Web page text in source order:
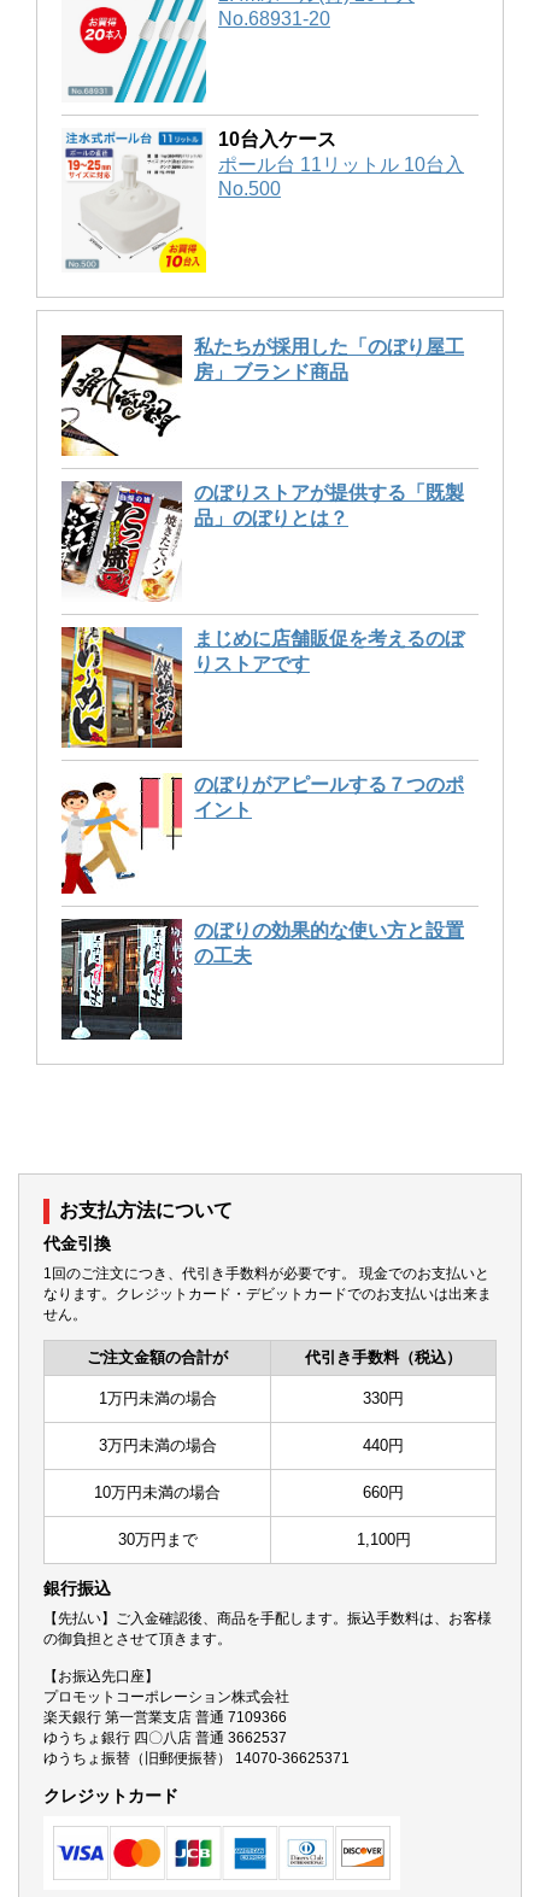
No.68931-20
10台入ケース
ポール台 11リットル 10台入
No.500
私たちが採用した「のぼり屋工
房」ブランド商品
のぼりストアが提供する「既製
品」のぼりとは？
まじめに店舗販促を考えるのぼ
りストアです
のぼりがアピールする７つのポ
イント
のぼりの効果的な使い方と設置
の工夫
お支払方法について
代金引換
1回のご注文につき、代引き手数料が必要です。 現金でのお支払いと
なります。クレジットカード・デビットカードでのお支払いは出来ま
せん。
ご注文金額の合計が 代引き手数料（税込）
1万円未満の場合 330円
3万円未満の場合 440円
10万円未満の場合 660円
30万円まで 1,100円
銀行振込
【先払い】ご入金確認後、商品を手配します。振込手数料は、お客様
の御負担とさせて頂きます。
【お振込先口座】
プロモットコーポレーション株式会社
楽天銀行 第一営業支店 普通 7109366
ゆうちょ銀行 四〇八店 普通 3662537
ゆうちょ振替（旧郵便振替） 14070-36625371
クレジットカード